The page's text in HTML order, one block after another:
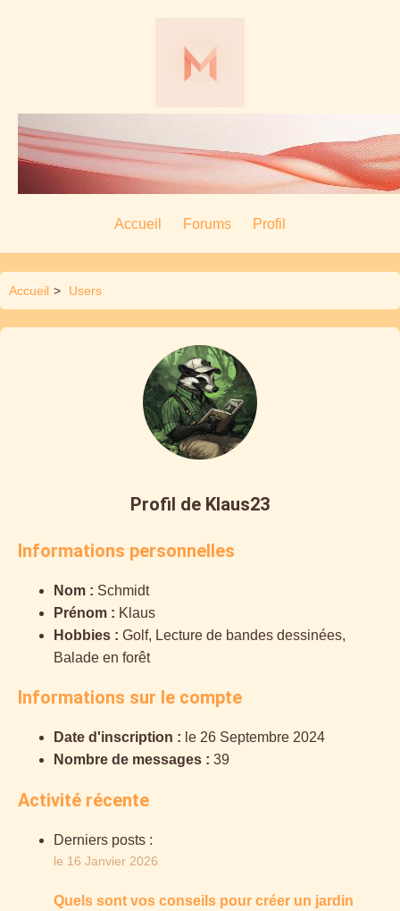
Accueil Forums Profil
Accueil > Users
Profil de Klaus23
Informations personnelles
Nom : Schmidt
Prénom : Klaus
Hobbies : Golf, Lecture de bandes dessinées,
Balade en forêt
Informations sur le compte
Date d'inscription : le 26 Septembre 2024
Nombre de messages : 39
Activité récente
Derniers posts :
le 16 Janvier 2026
Quels sont vos conseils pour créer un jardin